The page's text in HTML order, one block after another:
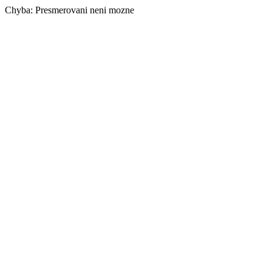
Chyba: Presmerovani neni mozne